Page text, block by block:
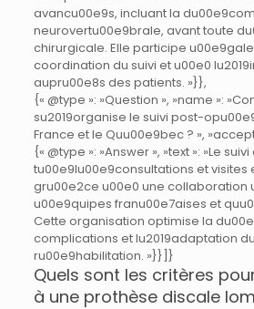
avancu00e9s, incluant la
neurovertu00e9brale, avant toute
chirurgicale. Elle participe
coordination du suivi et u00e0
aupru00e8s des patients. »}},
{« @type »: »Question », »name »:
su2019organise le suivi post-
France et le Quu00e9bec ? »,
{« @type »: »Answer », »text »: »Le
tu00e9lu00e9consultations et visites
gru00e2ce u00e0 une collaboration
u00e9quipes franu00e7aises et
Cette organisation optimise la
complications et lu2019adaptation
ru00e9habilitation. »}}]}
Quels sont les critères
à une prothèse discale